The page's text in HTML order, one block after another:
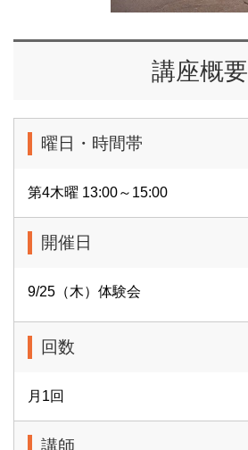
講座概要
曜日・時間帯
第4木曜 13:00～15:00
開催日
9/25（木）体験会
回数
月1回
講師